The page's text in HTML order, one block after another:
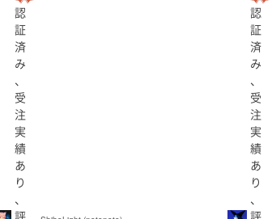
認
証
済
み
、
受
注
実
績
あ
り
、
評
認
証
済
み
、
受
注
実
績
あ
り
、
評